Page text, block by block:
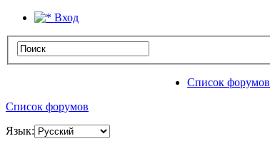
Вход
Список форумов
Список форумов
Язык: